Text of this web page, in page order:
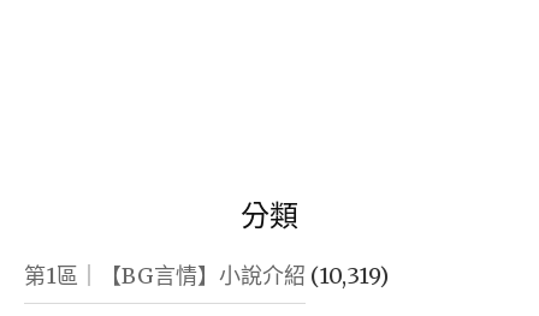
分類
第1區｜【BG言情】小說介紹 (10,319)